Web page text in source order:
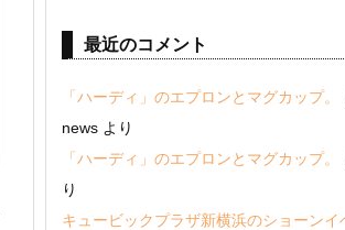
最近のコメント
「ハーディ」のエプロンとマグカップ。
news より
「ハーディ」のエプロンとマグカップ。
り
キュービックプラザ新横浜のショーンイ